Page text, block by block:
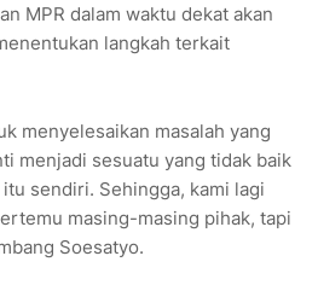
MPR dalam waktu dekat akan
langkah terkait
menyelesaikan masalah yang
menjadi sesuatu yang tidak baik
sendiri. Sehingga, kami lagi
masing-masing pihak, tapi
Soesatyo.